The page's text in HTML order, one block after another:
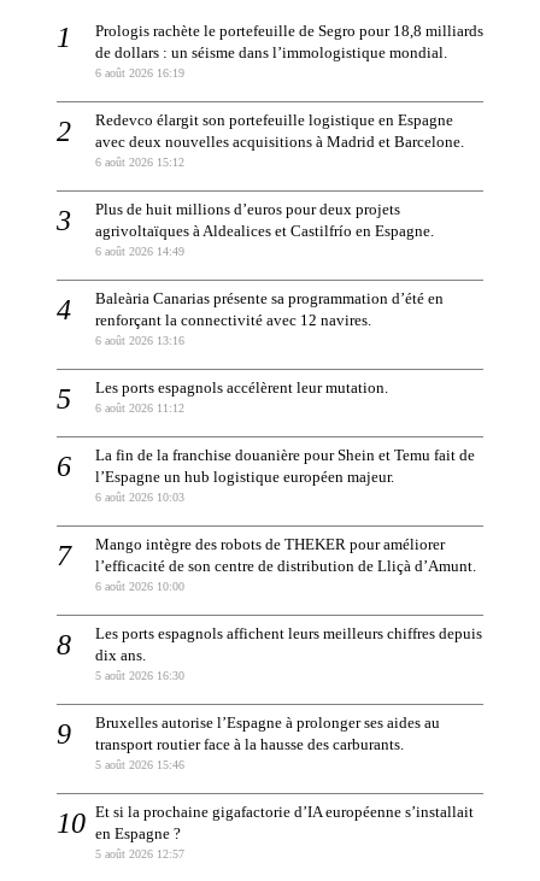
Prologis rachète le portefeuille de Segro pour 18,8 milliards
de dollars : un séisme dans l’immologistique mondial.
6 août 2026 16:19
Redevco élargit son portefeuille logistique en Espagne
avec deux nouvelles acquisitions à Madrid et Barcelone.
6 août 2026 15:12
Plus de huit millions d’euros pour deux projets
agrivoltaïques à Aldealices et Castilfrío en Espagne.
6 août 2026 14:49
Baleària Canarias présente sa programmation d’été en
renforçant la connectivité avec 12 navires.
6 août 2026 13:16
Les ports espagnols accélèrent leur mutation.
6 août 2026 11:12
La fin de la franchise douanière pour Shein et Temu fait de
l’Espagne un hub logistique européen majeur.
6 août 2026 10:03
Mango intègre des robots de THEKER pour améliorer
l’efficacité de son centre de distribution de Lliçà d’Amunt.
6 août 2026 10:00
Les ports espagnols affichent leurs meilleurs chiffres depuis
dix ans.
5 août 2026 16:30
Bruxelles autorise l’Espagne à prolonger ses aides au
transport routier face à la hausse des carburants.
5 août 2026 15:46
Et si la prochaine gigafactorie d’IA européenne s’installait
en Espagne ?
5 août 2026 12:57